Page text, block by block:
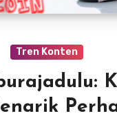
Tren Konten